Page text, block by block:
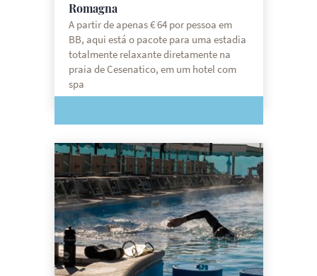
Romagna
A partir de apenas € 64 por pessoa em
BB, aqui está o pacote para uma estadia
totalmente relaxante diretamente na
praia de Cesenatico, em um hotel com
spa
DE €: